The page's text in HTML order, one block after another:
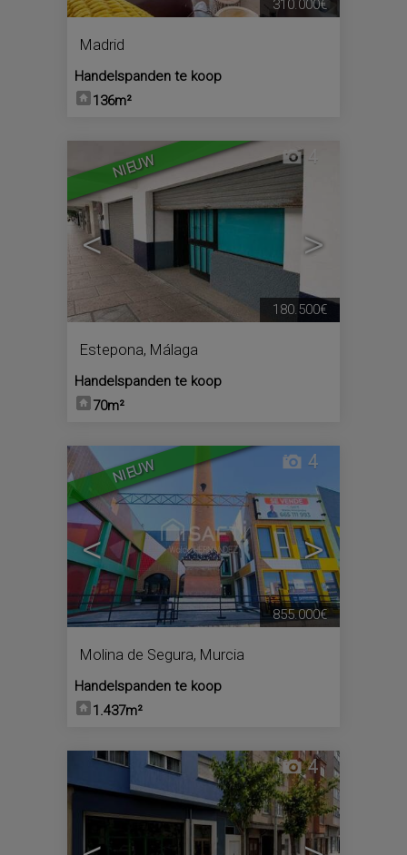
Madrid
Handelspanden te koop
136m²
310.000€
NIEUW
< >
4
Estepona, Málaga
Handelspanden te koop
70m²
180.500€
NIEUW
< >
4
Molina de Segura, Murcia
Handelspanden te koop
1.437m²
855.000€
4